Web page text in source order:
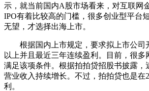
示，就当前国内A股市场看来，对互联网
IPO有着比较高的门槛，很多创业型平台
无望，才选择出海上市。
根据国内上市规定，要求拟上市公司
以上并且最近三年连续盈利。目前，很多
满足该项条件。根据拍拍贷招股书披露，
营业收入持续增长。不过，拍拍贷也是在
利。